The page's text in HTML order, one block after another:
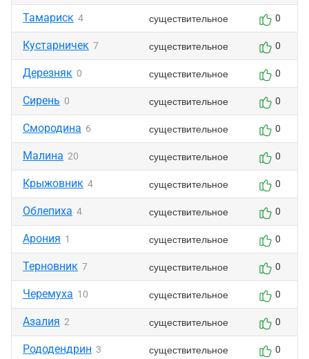
Тамариск 4 существительное 0
Кустарничек 7 существительное 0
Дерезняк 0 существительное 0
Сирень 0 существительное 0
Смородина 6 существительное 0
Малина 20 существительное 0
Крыжовник 4 существительное 0
Облепиха 4 существительное 0
Арония 1 существительное 0
Терновник 7 существительное 0
Черемуха 10 существительное 0
Азалия 2 существительное 0
Рододендрин 3 существительное 0